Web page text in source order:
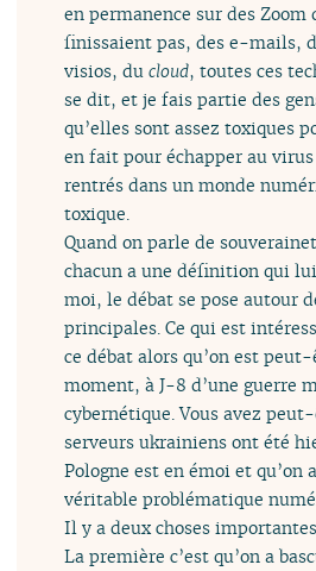
en permanence sur des Zoom
finissaient pas, des e-mails,
visios, ducloud, toutes ces
se dit, et je fais partie des
qu’elles sont assez toxiques
en fait pour échapper au
rentrés dans un monde
toxique.
Quand on parle de
chacun a une définition qui
moi, le débat se pose autour
principales. Ce qui est
ce débat alors qu’on est
moment, à J-8 d’une guerre
cybernétique. Vous avez
serveurs ukrainiens ont été
Pologne est en émoi et qu’on
véritable problématique
Il y a deux choses importantes.
La première c’est qu’on a